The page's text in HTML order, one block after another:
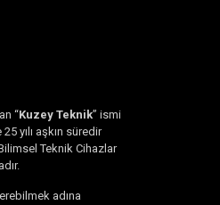
“Kuzey Teknik” ismi
yılı aşkın süredir
Teknik Cihazlar
adına